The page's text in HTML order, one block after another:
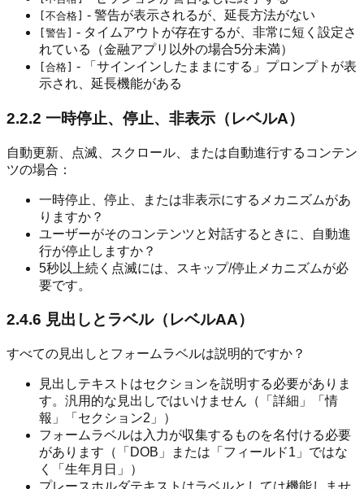
[不合格] - 警告が表示されるが、延長方法がない
[警告]
- タイムアウトが存在するが、非常に短く設定さ
れている（金融アプリ以外の場合5分未満）
[合格]
- 「サインインしたままにする」プロンプトが表
示され、延長機能がある
2.2.2 一時停止、停止、非表示（レベルA）
自動更新、点滅、スクロール、または自動進行するコンテン
ツの場合：
一時停止、停止、または非表示にするメカニズムがあ
りますか？
ユーザーがそのコンテンツと対話するときに、自動進
行が停止しますか？
5秒以上続く点滅には、スキップ/停止メカニズムが必
要です。
2.4.6 見出しとラベル（レベルAA）
すべての見出しとフォームラベルは説明的ですか？
見出しテキストはセクションを説明する必要がありま
す。汎用的な見出しではいけません（「詳細」「情
報」「セクション2」）
フォームラベルは入力が収集するものを名付ける必要
があります（「DOB」または「フィールド1」ではな
く「生年月日」）
プレースホルダテキストはラベルとしては機能しませ